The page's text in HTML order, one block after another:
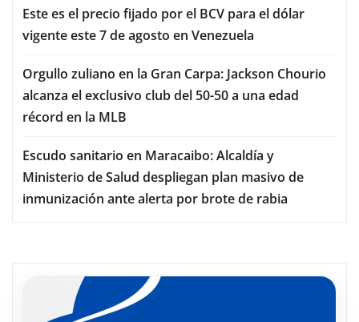
Este es el precio fijado por el BCV para el dólar
vigente este 7 de agosto en Venezuela
Orgullo zuliano en la Gran Carpa: Jackson Chourio
alcanza el exclusivo club del 50-50 a una edad
récord en la MLB
Escudo sanitario en Maracaibo: Alcaldía y
Ministerio de Salud despliegan plan masivo de
inmunización ante alerta por brote de rabia